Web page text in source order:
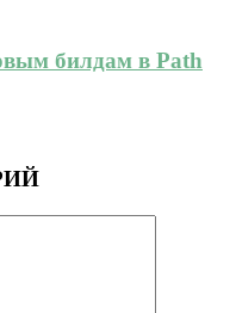
билдам в Path